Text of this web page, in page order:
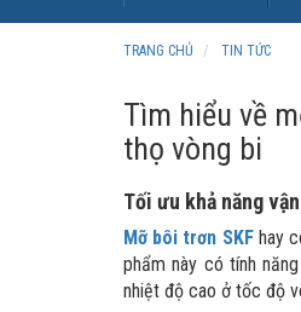
TRANG CHỦ TIN TỨC
Tìm hiểu về
thọ vòng bi
Tối ưu khả năng
Mỡ bôi trơn SKFhay
phẩm này có tính
nhiệt độ cao ở tốc độ